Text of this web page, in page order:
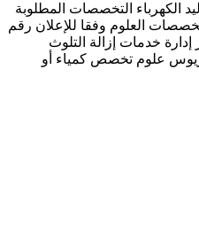
الكهرباء التخصصات المطلوبة
العلوم وفقا للإعلان رقم
مدير إدارة خدمات إزالة التلوث
علوم تخصص كمياء أو